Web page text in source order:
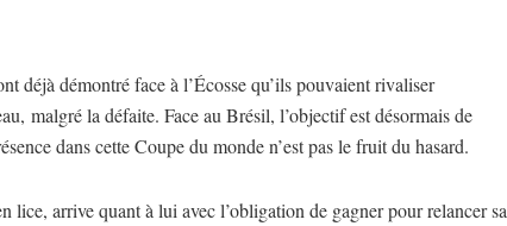
déjà démontré face à l’Écosse qu’ils pouvaient rivaliser
malgré la défaite. Face au Brésil, l’objectif est désormais de
dans cette Coupe du monde n’est pas le fruit du hasard.
arrive quant à lui avec l’obligation de gagner pour relancer sa